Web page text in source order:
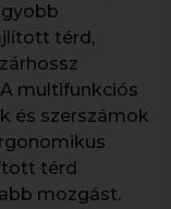
térd,
multifunkciós
és szerszámok
térd
mozgást.